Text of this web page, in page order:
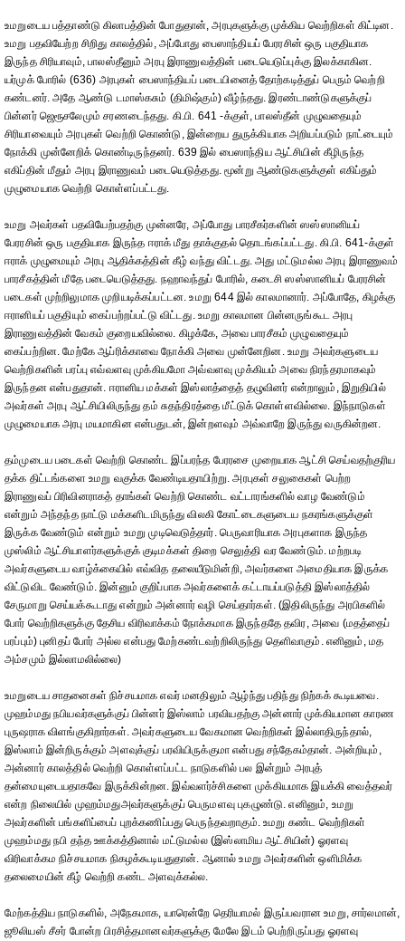
உமறுடைய பத்தாண்டு கிலாபத்தின் போதுதான், அரபுகளுக்கு முக்கிய வெற்றிகள் கிட்டின.
உமறு பதவியேற்ற சிறிது காலத்தில், அப்போது பைஸாந்தியப் பேரரசின் ஒரு பகுதியாக
இருந்த சிரியாவும், பாலஸ்தீனும் அரபு இராணுவத்தின் படையெடுப்புக்கு இலக்காகின.
யர்முக் போரில் (636) அரபுகள் பைஸாந்தியப் படையினைத் தோற்கடித்துப் பெரும் வெற்றி
கண்டனர். அதே ஆண்டு டமாஸ்கசும் (திமிஷ்கும்) வீழ்ந்தது. இரண்டாண்டுகளுக்குப்
பின்னர் ஜெரூசலேமும் சரணடைந்தது. கி.பி. 641 -க்குள், பாலஸ்தீன் முழுவதையும்
சிரியாவையும் அரபுகள் வெற்றி கொண்டு, இன்றைய துருக்கியாக அறியப்படும் நாட்டையும்
நோக்கி முன்னேறிக் கொண்டிருந்தனர். 639 இல் பைஸாந்திய ஆட்சியின் கீழிருந்த
எகிப்தின் மீதும் அரபு இராணுவம் படையெடுத்தது. மூன்று ஆண்டுகளுக்குள் எகிப்தும்
முழுமையாக வெற்றி கொள்ளப்பட்டது.
உமறு அவர்கள் பதவியேற்பதற்கு முன்னரே, அப்போது பாரசீகர்களின் ஸஸ்ஸானியப்
பேரரசின் ஒரு பகுதியாக இருந்த ஈராக் மீது தாக்குதல் தொடங்கப்பட்டது. கி.பி. 641-க்குள்
ஈராக் முழுமையும் அரபு ஆதிக்கத்தின் கீழ் வந்து விட்டது. அது மட்டுமல்ல அரபு இராணுவம்
பாரசீகத்தின் மீதே படையெடுத்தது. நஹாவந்துப் போரில், கடைசி ஸஸ்ஸானியப் பேரரசின்
படைகள் முற்றிலுமாக முறியடிக்கப்பட்டன. உமறு 644 இல் காலமானார். அப்போதே, கிழக்கு
ஈரானியப் பகுதியும் கைப்பற்றப்பட்டு விட்டது. உமறு காலமான பின்னருங்கூட அரபு
இராணுவத்தின் வேகம் குறையவில்லை. கிழக்கே, அவை பாரசீகம் முழுவதையும்
கைப்பற்றின. மேற்கே ஆப்ரிக்காவை நோக்கி அவை முன்னேறின. உமறு அவர்களுடைய
வெற்றிகளின் பரப்பு எவ்வளவு முக்கியமோ அவ்வளவு முக்கியம் அவை நிரந்தரமாகவும்
இருந்தன என்பதுதான். ஈரானிய மக்கள் இஸ்லாத்தைத் தழுவினர் என்றாலும், இறுதியில்
அவர்கள் அரபு ஆட்சியிலிருந்து தம் சுதந்திரத்தை மீட்டுக் கொள்ளவில்லை. இந்நாடுகள்
முழுமையாக அரபு மயமாகின என்பதுடன், இன்றளவும் அவ்வாறே இருந்து வருகின்றன.
தம்முடைய படைகள் வெற்றி கொண்ட இப்பரந்த பேரரசை முறையாக ஆட்சி செய்வதற்குரிய
தக்க திட்டங்களை உமறு வகுக்க வேண்டியதாயிற்று. அரபுகள் சலுகைகள் பெற்ற
இராணுவப் பிரிவினராகத் தாங்கள் வெற்றி கொண்ட வட்டாரங்களில் வாழ வேண்டும்
என்றும் அந்தந்த நாட்டு மக்களிடமிருந்து விலகி கோட்டைகளுடைய நகரங்களுக்குள்
இருக்க வேண்டும் என்றும் உமறு முடிவெடுத்தார். பெருவாரியாக அரபுகளாக இருந்த
முஸ்லிம் ஆட்சியாளர்களுக்குக் குடிமக்கள் திறை செலுத்தி வர வேண்டும். மற்றபடி
அவர்களுடைய வாழ்க்கையில் எவ்வித தலையீடுமின்றி, அவர்களை அமைதியாக இருக்க
விட்டுவிட வேண்டும். இன்னும் குறிப்பாக அவர்களைக் கட்டாயப்படுத்தி இஸ்லாத்தில்
சேருமாறு செய்யக்கூடாது என்றும் அன்னார் வழி செய்தார்கள். (இதிலிருந்து அரபிகளில்
போர் வெற்றிகளுக்கு தேசிய விரிவாக்கம் நோக்கமாக இருந்ததே தவிர, அவை (மதத்தைப்
பரப்பும்) புனிதப் போர் அல்ல என்பது மேற்கண்டவற்றிலிருந்து தெளிவாகும். எனினும், மத
அம்சமும் இல்லாமலில்லை)
உமறுடைய சாதனைகள் நிச்சயமாக எவர் மனதிலும் ஆழ்ந்து பதிந்து நிற்கக் கூடியவை.
முஹம்மது நபியவர்களுக்குப் பின்னர் இஸ்லாம் பரவியதற்கு அன்னார் முக்கியமான காரண
புருஷராக விளங்குகிறார்கள். அவர்களுடைய வேகமான வெற்றிகள் இல்லாதிருந்தால்,
இஸ்லாம் இன்றிருக்கும் அளவுக்குப் பரவியிருக்குமா என்பது சந்தேகம்தான். அன்றியும்,
அன்னார் காலத்தில் வெற்றி கொள்ளப்பட்ட நாடுகளில் பல இன்றும் அரபுத்
தன்மையுடையதாகவே இருக்கின்றன. இவ்வளர்ச்சிகளை முக்கியமாக இயக்கி வைத்தவர்
என்ற நிலையில் முஹம்மதுஅவர்களுக்குப் பெருமளவு புகழுண்டு. எனினும், உமறு
அவர்களின் பங்களிப்பைப் புறக்கணிப்பது பெருந்தவறாகும். உமறு கண்ட வெற்றிகள்
முஹம்மது நபி தந்த ஊக்கத்தினால் மட்டுமல்ல (இஸ்லாமிய ஆட்சியின்) ஓரளவு
விரிவாக்கம நிச்சயமாக நிகழக்கூடியதுதான். ஆனால் உமறு அவர்களின் ஒளிமிக்க
தலைமையின் கீழ் வெற்றி கண்ட அளவுக்கல்ல.
மேற்கத்திய நாடுகளில், அநேகமாக, யாரென்றே தெரியாமல் இருப்பவரான உமறு, சார்லமான்,
ஜூலியஸ் சீசர் போன்ற பிரசித்தமானவர்களுக்கு மேலே இடம் பெற்றிருப்பது ஓரளவு